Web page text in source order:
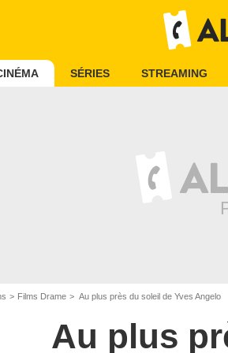
SÉRIES STREAMING
Films Drame Au plus près du soleil de Yves Angelo
Au plus